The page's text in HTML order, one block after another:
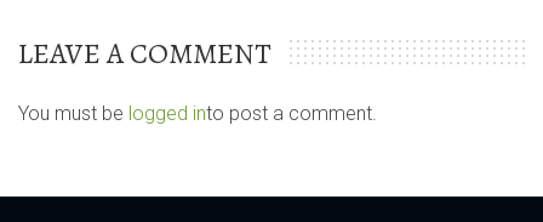
LEAVE A COMMENT
You must be logged into post a comment.